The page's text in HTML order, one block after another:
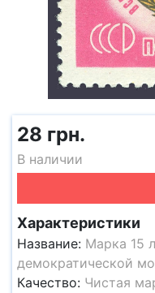
28 грн.
В наличии
Характеристики
Название: Марка 15
демократической
Качество: Чистая